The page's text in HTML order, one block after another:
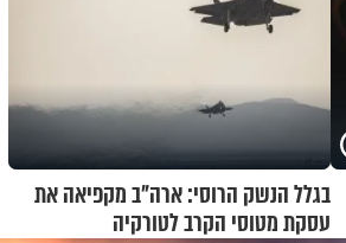
בגלל הנשק הרוסי: ארה"ב מקפיאה את
עסקת מטוסי הקרב לטורקיה